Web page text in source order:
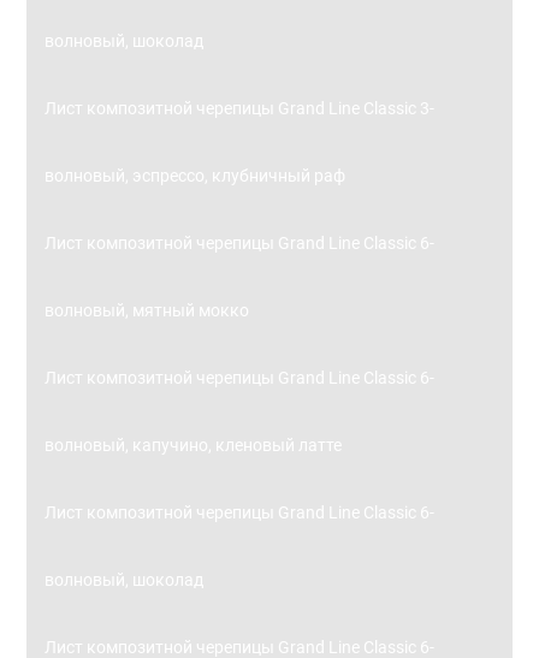
волновый, шоколад
Лист композитной черепицы Grand Line Classic 3-
волновый, эспрессо, клубничный раф
Лист композитной черепицы Grand Line Classic 6-
волновый, мятный мокко
Лист композитной черепицы Grand Line Classic 6-
волновый, капучино, кленовый латте
Лист композитной черепицы Grand Line Classic 6-
волновый, шоколад
Лист композитной черепицы Grand Line Classic 6-